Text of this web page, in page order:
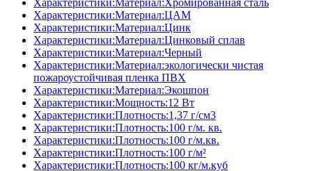
Характеристики:Материал:Хромированная сталь
Характеристики:Материал:ЦАМ
Характеристики:Материал:Цинк
Характеристики:Материал:Цинковый сплав
Характеристики:Материал:Черный
Характеристики:Материал:экологически чистая
пожароустойчивая пленка ПВХ
Характеристики:Материал:Экошпон
Характеристики:Мощность:12 Вт
Характеристики:Плотность:1,37 г/см3
Характеристики:Плотность:100 г/м. кв.
Характеристики:Плотность:100 г/м.кв.
Характеристики:Плотность:100 г/м²
Характеристики:Плотность:100 кг/м.куб